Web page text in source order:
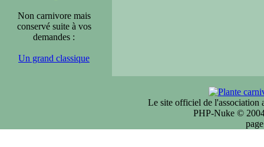
Non carnivore mais
conservé suite à vos
demandes :
Un grand classique
Le site officiel de l'association
PHP-Nuke ©